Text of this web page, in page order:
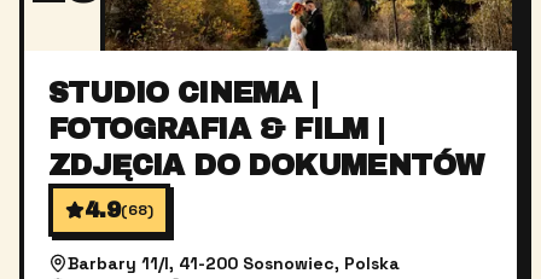
STUDIO CINEMA |
FOTOGRAFIA & FILM |
ZDJĘCIA DO DOKUMENTÓW
4.9(68)
Barbary 11/I, 41-200 Sosnowiec, Polska